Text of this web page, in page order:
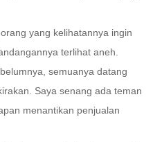
yang kelihatannya ingin
terlihat aneh.
semuanya datang
Saya senang ada teman
menantikan penjualan